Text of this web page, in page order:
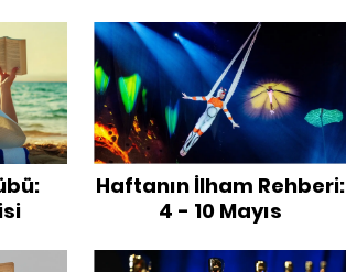
Haftanın İlham Rehberi:
4 - 10 Mayıs